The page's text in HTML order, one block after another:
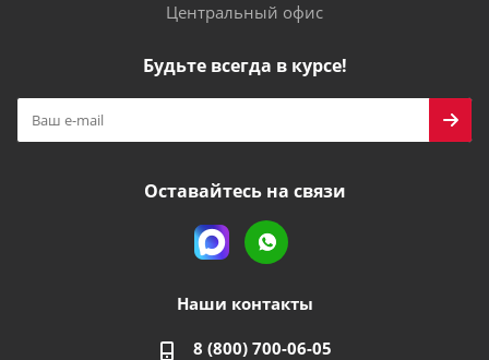
Центральный офис
Будьте всегда в курсе!
Оставайтесь на связи
Наши контакты
8 (800) 700-06-05